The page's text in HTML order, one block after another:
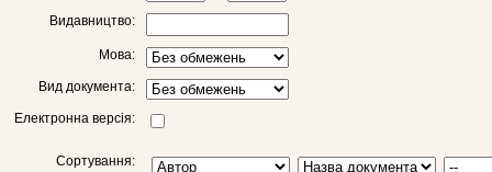
Видавництво:
Мова:
Вид документа:
Електронна версія:
Сортування: